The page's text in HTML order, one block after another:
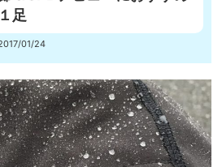
足
01/24